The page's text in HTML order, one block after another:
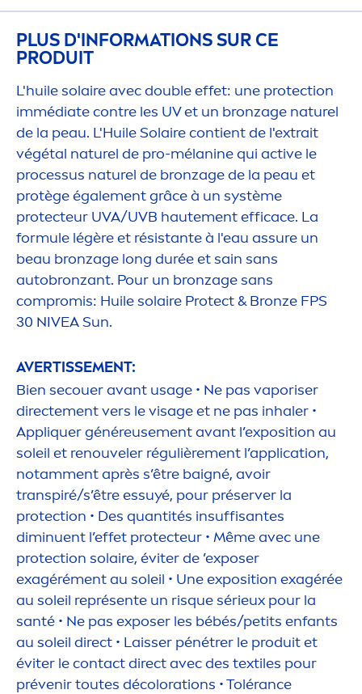
PLUS D'INFORMATIONS SUR CE
PRODUIT
L'huile solaire avec double effet: une protection
immédiate contre les UV et un bronzage naturel
de la peau. L'Huile Solaire contient de l'extrait
végétal naturel de pro-mélanine qui active le
processus naturel de bronzage de la peau et
protège également grâce à un système
protecteur UVA/UVB hautement efficace. La
formule légère et résistante à l'eau assure un
beau bronzage long durée et sain sans
autobronzant. Pour un bronzage sans
compromis: Huile solaire Protect&Bronze FPS
30 NIVEASun.
AVERTISSEMENT:
Bien secouer avant usage • Ne pas vaporiser
directement vers le visage et ne pas inhaler •
Appliquer généreusement avant l’exposition au
soleil et renouveler régulièrement l’application,
notamment après s’être baigné, avoir
transpiré/s’être essuyé, pour préserver la
protection • Des quantités insuffisantes
diminuent l’effet protecteur • Même avec une
protection solaire, éviter de ’exposer
exagérément au soleil • Une exposition exagérée
au soleil représente un risque sérieux pour la
santé • Ne pas exposer les bébés/petits enfants
au soleil direct • Laisser pénétrer le produit et
éviter le contact direct avec des textiles pour
prévenir toutes décolorations • Tolérance